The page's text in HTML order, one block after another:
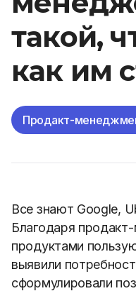
такой,
как им
Продакт-
Все знают Google,
Благодаря
продуктами
выявили
сформулировали